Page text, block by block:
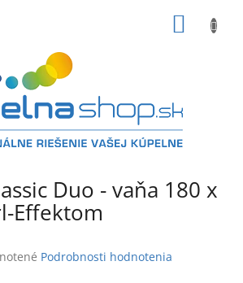
Duo - vaňa 180 x
Effektom
Podrobnosti hodnotenia